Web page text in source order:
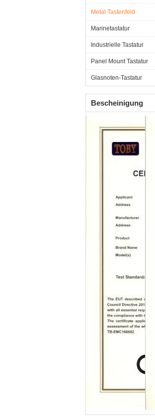
Metal Tastenfeld
Marinetastatur
Industrielle Tastatur
Panel Mount Tastatur
Glasnoten-Tastatur
Bescheinigung